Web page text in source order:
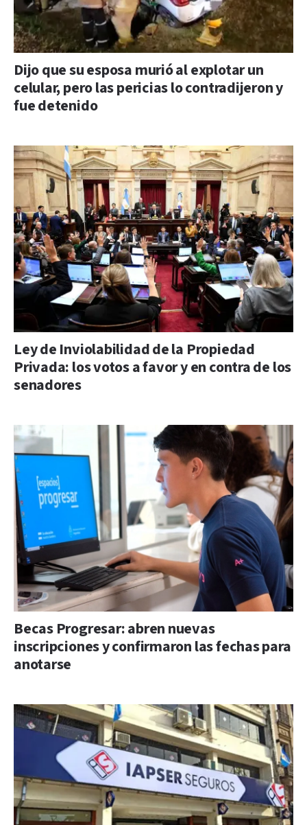
Dijo que su esposa murió al explotar un
celular, pero las pericias lo contradijeron y
fue detenido
Ley de Inviolabilidad de la Propiedad
Privada: los votos a favor y en contra de los
senadores
Becas Progresar: abren nuevas
inscripciones y confirmaron las fechas para
anotarse